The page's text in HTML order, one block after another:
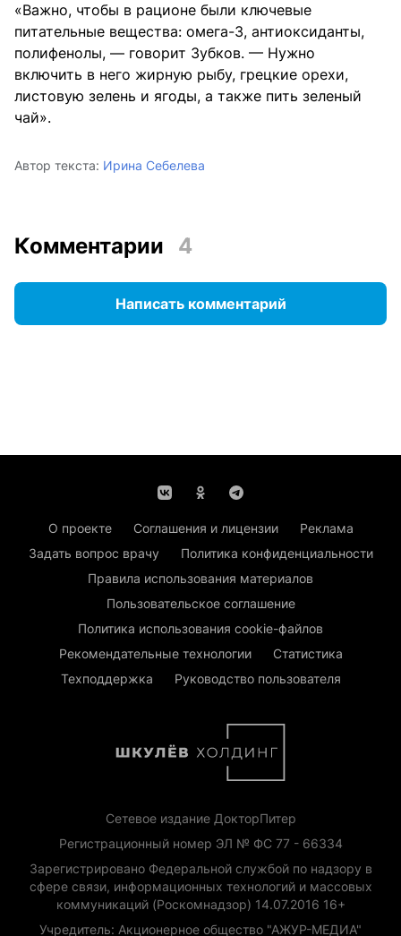
«Важно, чтобы в рационе были ключевые
питательные вещества: омега-3, антиоксиданты,
полифенолы, — говорит Зубков. — Нужно
включить в него жирную рыбу, грецкие орехи,
листовую зелень и ягоды, а также пить зеленый
чай».
Автор текста: Ирина Себелева
Комментарии 4
Написать комментарий
О проекте Соглашения и лицензии
Реклама
Задать вопрос врачу
Политика конфиденциальности
Правила использования материалов
Пользовательское соглашение
Политика использования cookie-файлов
Рекомендательные технологии
Статистика
Техподдержка
Руководство пользователя
Сетевое издание ДокторПитер
Регистрационный номер ЭЛ № ФС 77 - 66334
Зарегистрировано Федеральной службой по надзору в
сфере связи, информационных технологий и массовых
коммуникаций (Роскомнадзор) 14.07.2016 16+
Учредитель: Акционерное общество "АЖУР-МЕДИА"